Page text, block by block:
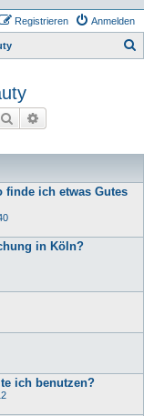
Anmelden
Registrieren
Suche
finde ich etwas Gutes
in Köln?
ich benutzen?